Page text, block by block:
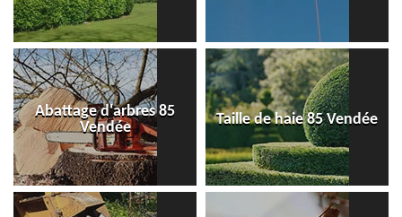
Abattage d'arbres 85
Vendée
Taille de haie 85 Vendée